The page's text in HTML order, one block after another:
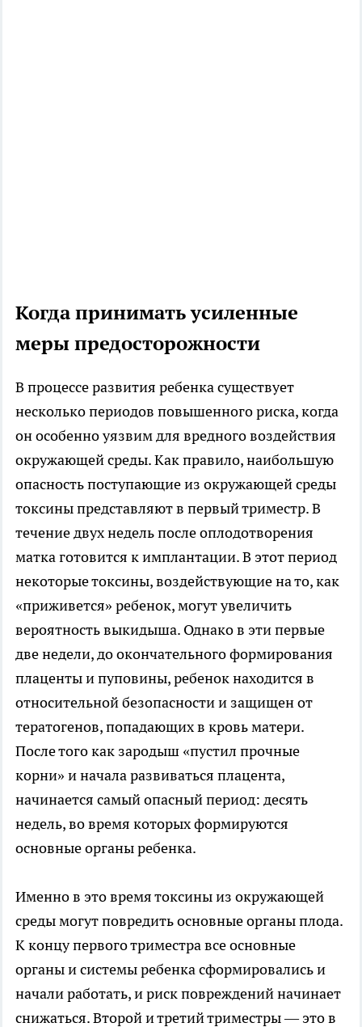
Когда принимать усиленные
меры предосторожности
В процессе развития ребенка существует
несколько периодов повышенного риска, когда
он особенно уязвим для вредного воздействия
окружающей среды. Как правило, наибольшую
опасность поступающие из окружающей среды
токсины представляют в первый триместр. В
течение двух недель после оплодотворения
матка готовится к имплантации. В этот период
некоторые токсины, воздействующие на то, как
«приживется» ребенок, могут увеличить
вероятность выкидыша. Однако в эти первые
две недели, до окончательного формирования
плаценты и пуповины, ребенок находится в
относительной безопасности и защищен от
тератогенов, попадающих в кровь матери.
После того как зародыш «пустил прочные
корни» и начала развиваться плацента,
начинается самый опасный период: десять
недель, во время которых формируются
основные органы ребенка.
Именно в это время токсины из окружающей
среды могут повредить основные органы плода.
К концу первого триместра все основные
органы и системы ребенка сформировались и
начали работать, и риск повреждений начинает
снижаться. Второй и третий триместры — это в